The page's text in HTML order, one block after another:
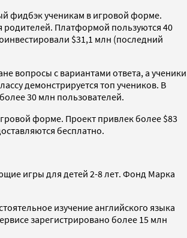
фидбэк ученикам в игровой форме.
родителей. Платформой пользуются 40
$31,1 млн (последний
вопросы с вариантами ответа, а ученики
демонстрируется топ учеников. В
30 млн пользователей.
форме. Проект привлек более $83
бесплатно.
игры для детей 2-8 лет. Фонд Марка
изучение английского языка
зарегистрировано более 15 млн